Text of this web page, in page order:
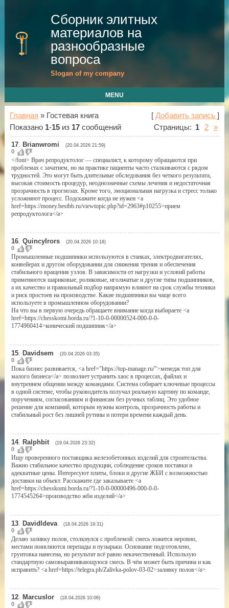
Сборник элитных
материалов на
разнообразные
вопроса
Slogan of my company
MENU
Главная » Гостевая книга [Добавить запись ]
Страницы: 1 2 »
Показано 1-15из 17сообщений
17. Brianwromi (20.04.2026 21:59)
0
</font> Врач репродуктолог — специалист, к которому обращаются при
проблемах с зачатием, но на практике пациенты часто сталкиваются с рядом
трудностей. Это могут быть длительные обследования без четкого результата,
высокая стоимость процедур, неоднозначные схемы лечения и недостаточная
прозрачность в прогнозах. Кроме того, эмоциональная нагрузка и стресс только
усложняют процесс. Подскажите когда не нужен <a
href=https://money.bestbb.ru/viewtopic.php?id=2963#p10255>прием
репродуктолога</a>
16. QuincyIrors (20.04.2026 10:18)
0
Промышленные подшипники используются в станках, электродвигателях,
конвейерах и другом оборудовании для снижения трения и обеспечения
стабильного вращения узлов. В зависимости от нагрузки и условий работы
применяются шариковые, роликовые, игольчатые и другие типы подшипников,
а их качество и правильный подбор напрямую влияют на срок службы техники
и риск простоев на производстве. Какие подшипники вы чаще всего
используете в промышленном оборудовании?
На что вы в первую очередь обращаете внимание когда выбираете <a
href=https://chesskomi.borda.ru/?1-10-0-00000524-000-0-0-
1774960414>конический подшипник</a>
15. Davidsem (20.04.2026 03:35)
0
Пока бизнес развивается, <a href="https://top-manage.ru/">менедж топ для
малого бизнеса</a> позволяет устранить хаос в процессах, файлах и
внутреннем общении между командами. Система собирает ключевые процессы
в одной системе, чтобы руководитель получал реальную картину по команде,
поручениям, согласованиям и финансам без ручных таблиц. Это удобное
решение для компаний, которым нужны контроль, прозрачность работы и
стабильный рост без лишней рутины и потери времени каждый день.
14. Ralphbit (19.04.2026 23:32)
0
Ищу проверенного поставщика железобетонных изделий для строительства.
Важно стабильное качество продукции, соблюдение сроков поставки и
адекватные цены. Интересуют плиты, блоки и другие ЖБИ с возможностью
доставки на объект. Расскажите где заказываете <a
href=https://chesskomi.borda.ru/?1-10-0-00000496-000-0-0-
1774545264>производство жби изделий</a>
13. DavidIdeva (18.04.2026 19:31)
0
Делаю заливку полов, столкнулся с проблемой: смесь ложится неровно,
местами появляются перепады и пузырьки. Основание подготовлено,
грунтовка нанесена, но результат всё равно некачественный. Использую
стандартную самовыравнивающуюся смесь. В чём может быть причина и как
исправить? <a href=https://telegra.ph/Zalivka-polov-03-02>заливку полов</a>
12. Marcuslor (18.04.2026 10:06)
0